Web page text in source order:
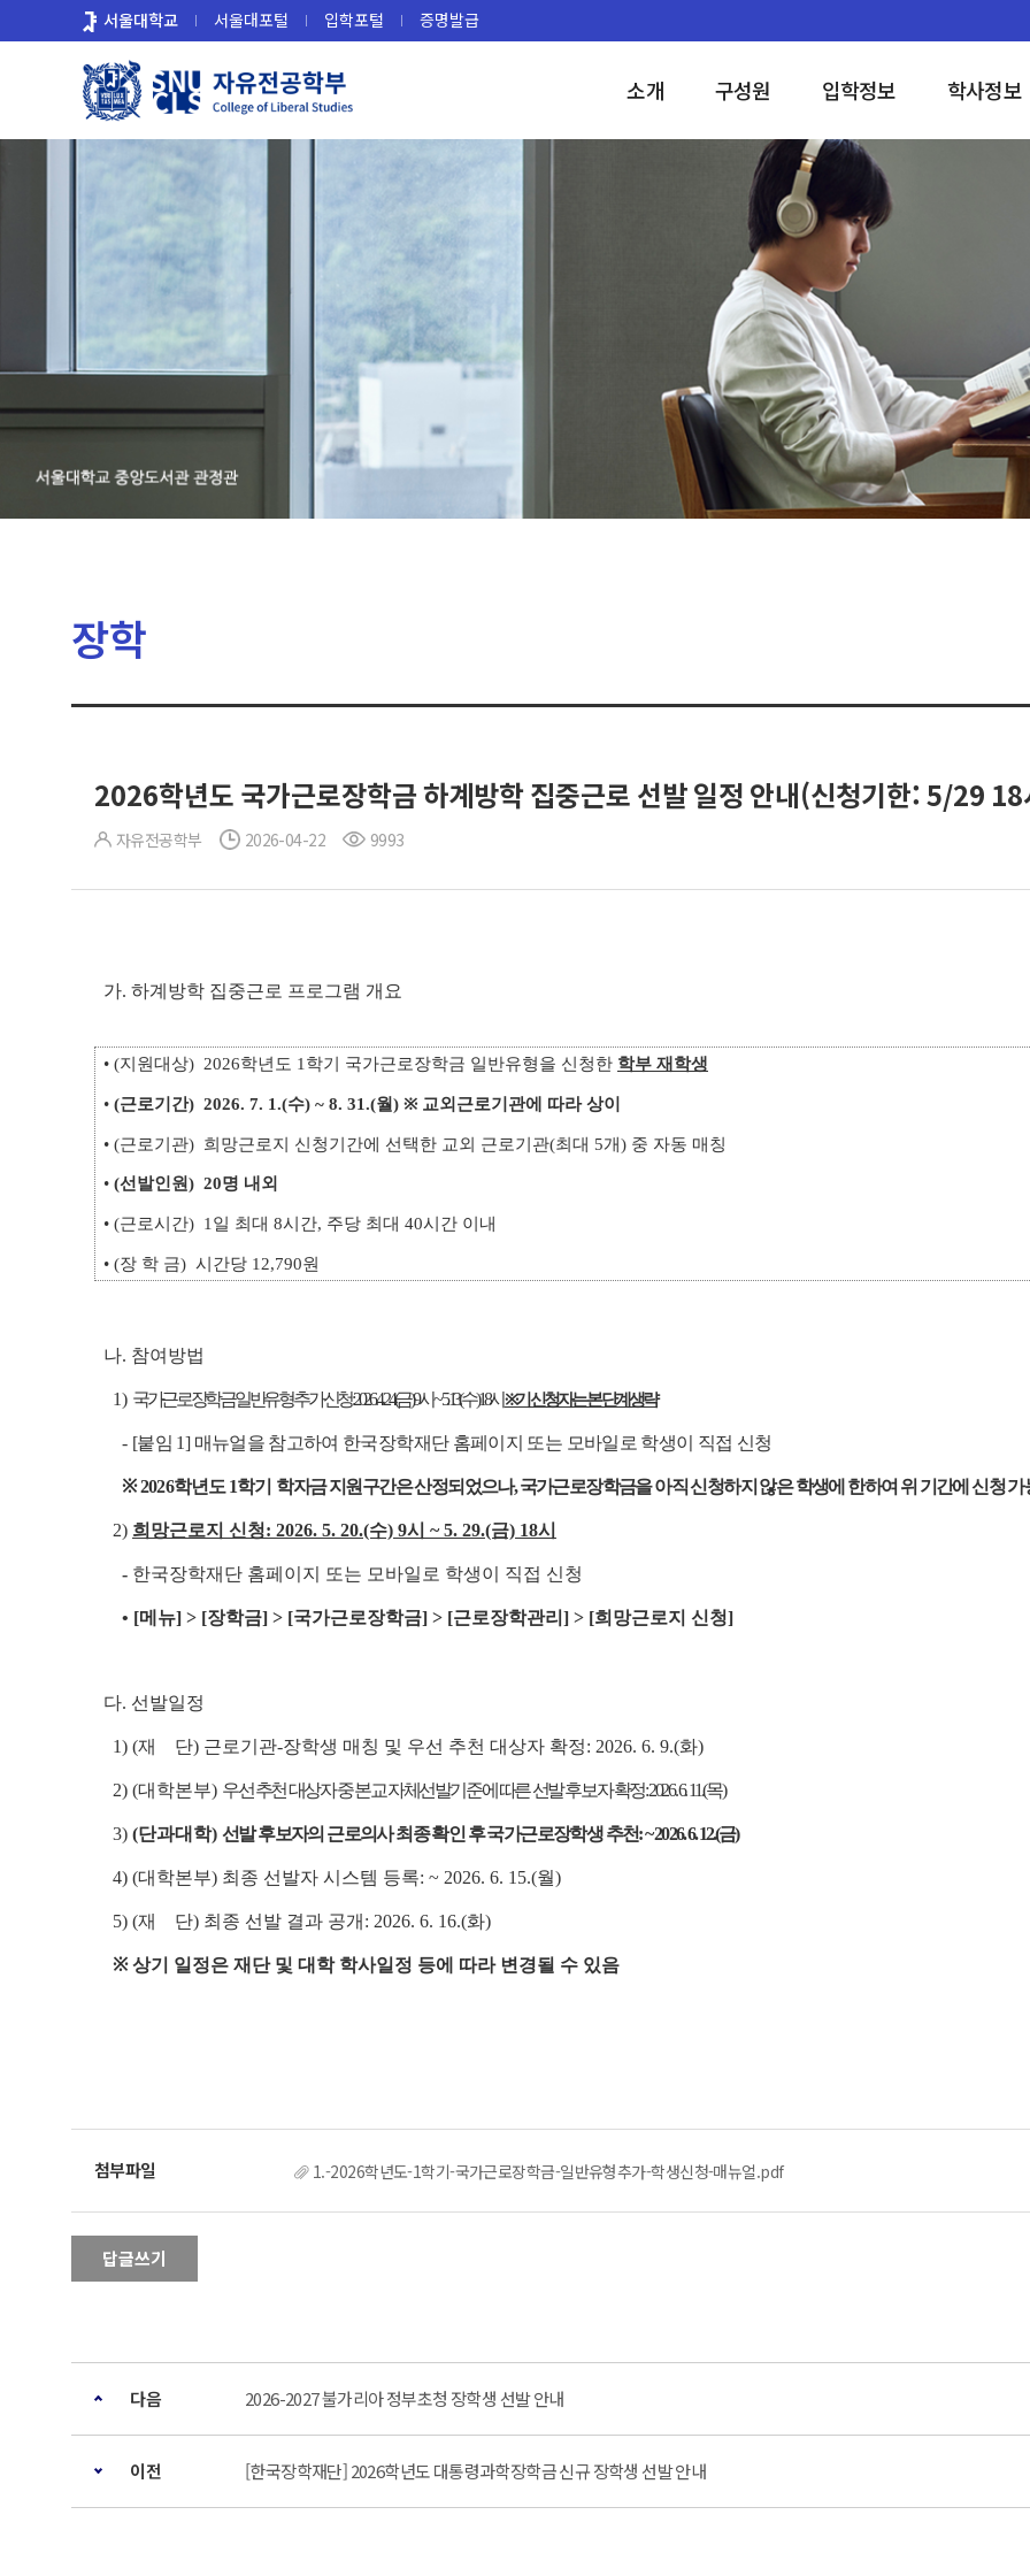
로
서울대학교 서울대포털 입학포털 증명발급
소개 구성원 입학정보 학사정보
장학
2026학년도 국가근로장학금 하계방학 집중근로 선발 일정 안내(신청기한: 5/29
자유전공학부 2026-04-22 9993
가. 하계방학 집중근로 프로그램 개요
• (지원대상) 2026학년도 1학기 국가근로장학금 일반유형을 신청한 학부 재학생
• (근로기간) 2026. 7. 1.(수) ~ 8. 31.(월) ※ 교외근로기관에 따라 상이
• (근로기관) 희망근로지 신청기간에 선택한 교외 근로기관(최대 5개) 중 자동 매칭
• (선발인원) 20명 내외
• (근로시간) 1일 최대 8시간, 주당 최대 40시간 이내
• (장 학 금) 시간당 12,790원
나. 참여방법
1) 국가근로장학금 일반유형 추가신청: 2026. 4. 24.(금) 9시 ~ 5. 13.(수) 18시 ※ 기 신청자는 본 단계 생략
- [붙임 1] 매뉴얼을 참고하여 한국장학재단 홈페이지 또는 모바일로 학생이 직접 신청
※ 2026학년도 1학기 학자금 지원구간은 산정되었으나, 국가근로장학금을 아직 신청하지 않은 학생에 한하여 위 기간에 신청 가
2) 희망근로지 신청: 2026. 5. 20.(수) 9시 ~ 5. 29.(금) 18시
- 한국장학재단 홈페이지 또는 모바일로 학생이 직접 신청
• [메뉴] > [장학금] > [국가근로장학금] > [근로장학관리] > [희망근로지 신청]
다. 선발일정
1) (재 단) 근로기관-장학생 매칭 및 우선 추천 대상자 확정: 2026. 6. 9.(화)
2) (대학본부) 우선 추천 대상자 중 본교 자체선발기준에 따른 선발 후보자 확정: 2026. 6. 11.(목)
3) (단과대학) 선발 후보자의 근로의사 최종 확인 후 국가근로장학생 추천:~ 2026. 6. 12.(금)
4) (대학본부) 최종 선발자 시스템 등록: ~ 2026. 6. 15.(월)
5) (재 단) 최종 선발 결과 공개: 2026. 6. 16.(화)
※ 상기 일정은 재단 및 대학 학사일정 등에 따라 변경될 수 있음
1.-2026학년도-1학기-국가근로장학금-일반유형추가-학생신청-매뉴얼.pdf
답글쓰기
다음 2026-2027 불가리아 정부초청 장학생 선발 안내
이전 [한국장학재단] 2026학년도 대통령과학장학금 신규 장학생 선발 안내